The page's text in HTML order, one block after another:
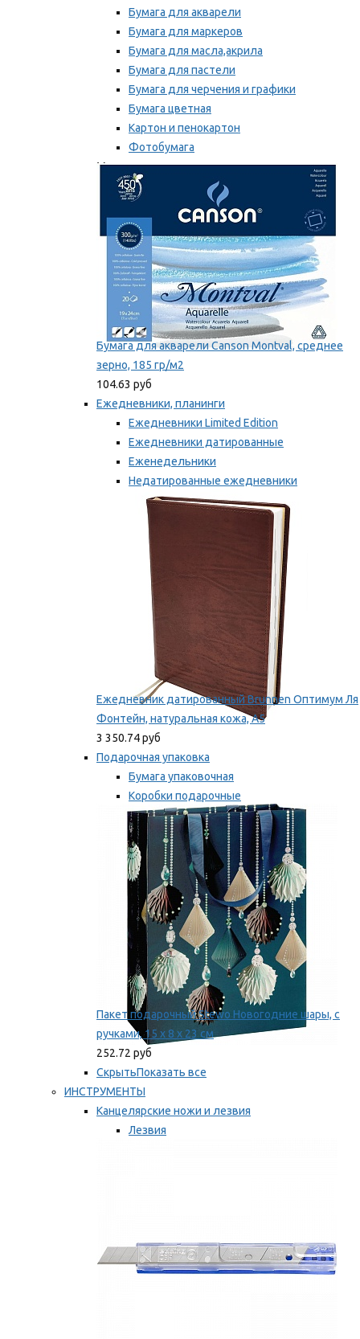
Бумага для акварели
Бумага для маркеров
Бумага для масла,акрила
Бумага для пастели
Бумага для черчения и графики
Бумага цветная
Картон и пенокартон
Фотобумага
Мы рекомендуем
Бумага для акварели Canson Montval, среднее
зерно, 185 гр/м2
104.63 руб
Ежедневники, планинги
Ежедневники Limited Edition
Ежедневники датированные
Еженедельники
Недатированные ежедневники
Планинги
Мы рекомендуем
Ежедневник датированный Brunnen Оптимум Ля
Фонтейн, натуральная кожа, А5
3 350.74 руб
Подарочная упаковка
Бумага упаковочная
Коробки подарочные
Ленты, бобины
Мы рекомендуем
Пакет подарочный Stewo Новогодние шары, с
ручками, 15 х 8 х 23 см
252.72 руб
СкрытьПоказать все
ИНСТРУМЕНТЫ
Канцелярские ножи и лезвия
Лезвия